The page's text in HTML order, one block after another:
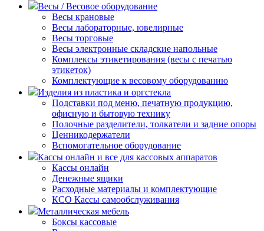
Весы / Весовое оборудование
Весы крановые
Весы лабораторные, ювелирные
Весы торговые
Весы электронные складские напольные
Комплексы этикетирования (весы с печатью
этикеток)
Комплектующие к весовому оборудованию
Изделия из пластика и оргстекла
Подставки под меню, печатную продукцию,
офисную и бытовую технику
Полочные разделители, толкатели и задние опоры
Ценникодержатели
Вспомогательное оборудование
Кассы онлайн и все для кассовых аппаратов
Кассы онлайн
Денежные ящики
Расходные материалы и комплектующие
КСО Кассы самообслуживания
Металлическая мебель
Боксы кассовые